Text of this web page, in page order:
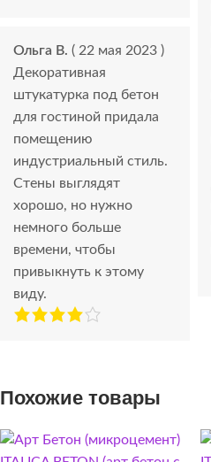
Ольга В. ( 22 мая 2023 )
Декоративная
штукатурка под бетон
для гостиной придала
помещению
индустриальный стиль.
Стены выглядят
хорошо, но нужно
немного больше
времени, чтобы
привыкнуть к этому
виду.
Похожие товары